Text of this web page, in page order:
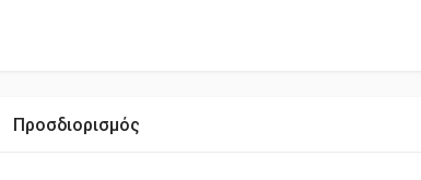
Προσδιορισμός